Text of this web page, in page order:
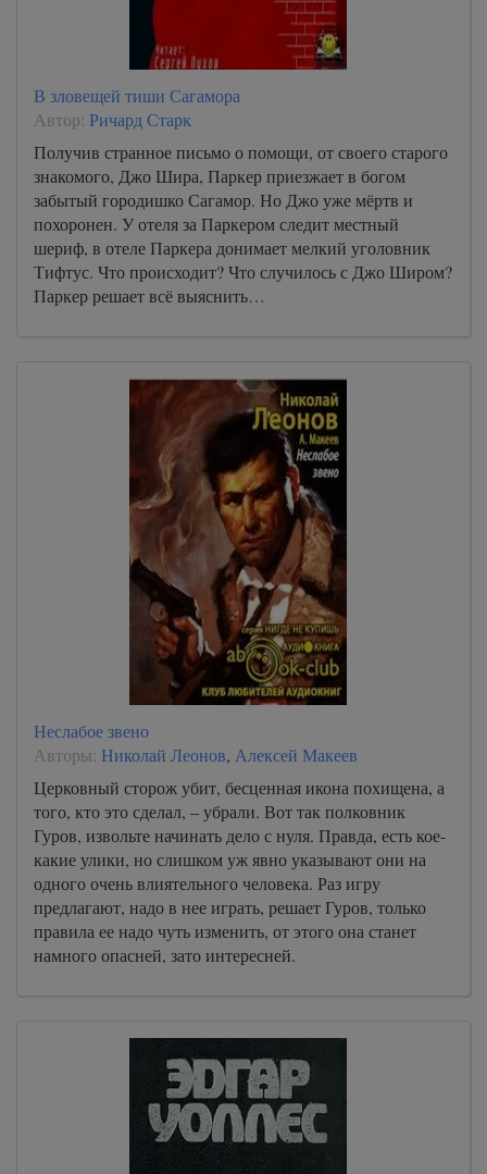
В зловещей тиши Сагамора
Автор: Ричард Старк
Получив странное письмо о помощи, от своего старого
знакомого, Джо Шира, Паркер приезжает в богом
забытый городишко Сагамор. Но Джо уже мёртв и
похоронен. У отеля за Паркером следит местный
шериф, в отеле Паркера донимает мелкий уголовник
Тифтус. Что происходит? Что случилось с Джо Широм?
Паркер решает всё выяснить…
Неслабое звено
Авторы: Николай Леонов, Алексей Макеев
Церковный сторож убит, бесценная икона похищена, а
того, кто это сделал, – убрали. Вот так полковник
Гуров, извольте начинать дело с нуля. Правда, есть кое-
какие улики, но слишком уж явно указывают они на
одного очень влиятельного человека. Раз игру
предлагают, надо в нее играть, решает Гуров, только
правила ее надо чуть изменить, от этого она станет
намного опасней, зато интересней.